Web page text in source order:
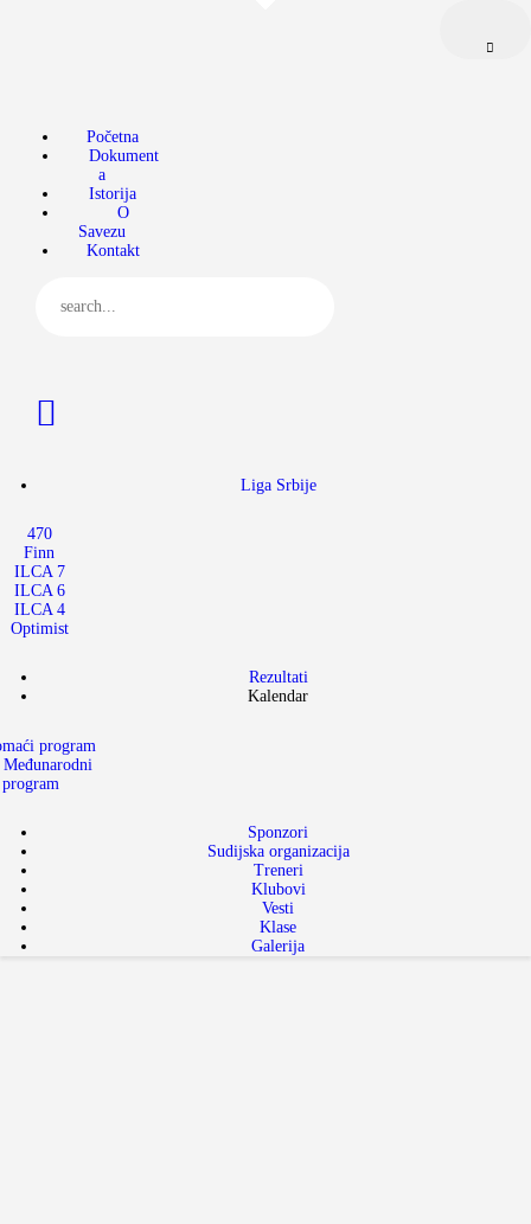
Početna
Dokument
a
Istorija
O
Savezu
Kontakt
Liga Srbije
470
Finn
ILCA 7
ILCA 6
ILCA 4
Optimist
Rezultati
Kalendar
program
Međunarodni
program
Sponzori
Sudijska organizacija
Treneri
Klubovi
Vesti
Klase
Galerija
O Savezu
Kontakt